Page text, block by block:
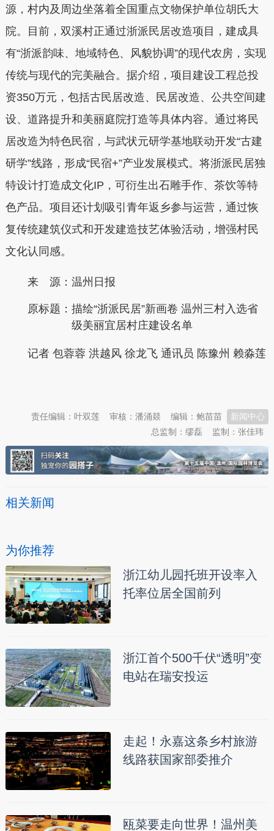
源，村内及周边坐落着全国重点文物保护单位胡氏大
院。目前，双溪村正通过浙派民居改造项目，建成具
有“浙派韵味、地域特色、风貌协调”的现代农房，实现
传统与现代的完美融合。据介绍，项目建设工程总投
资350万元，包括古民居改造、民居改造、公共空间建
设、道路提升和美丽庭院打造等具体内容。通过将民
居改造为特色民宿，与武状元研学基地联动开发“古建
研学”线路，形成“民宿+”产业发展模式。将浙派民居独
特设计打造成文化IP，可衍生出石雕手作、茶饮等特
色产品。项目还计划吸引青年返乡参与运营，通过恢
复传统建筑仪式和开发建造技艺体验活动，增强村民
文化认同感。
来 源：温州日报
原标题： 描绘“浙派民居”新画卷 温州三村入选省
级美丽宜居村庄建设名单
记者 包蓉蓉 洪越风 徐龙飞 通讯员 陈豫州 赖淼莲
新闻中心
编辑：鲍苗苗
审核：潘涌燚
责任编辑：叶双莲
监制：张佳玮
总监制：缪磊
相关新闻
为你推荐
浙江幼儿园托班开设率入
托率位居全国前列
浙江首个500千伏“透明”变
电站在瑞安投运
走起！永嘉这条乡村旅游
线路获国家部委推介
瓯菜要走向世界！温州美